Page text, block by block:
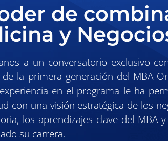
de
y
a un conversatorio exclusivo
la primera generación del MBA
en el programa le ha
con una visión estratégica de los
los aprendizajes clave del MBA
su carrera.